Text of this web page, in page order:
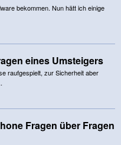
bekommen. Nun hätt ich einige
eines Umsteigers
raufgespielt, zur Sicherheit aber
Fragen über Fragen